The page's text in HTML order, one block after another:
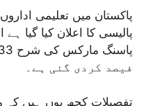
پاکستان میں تعلیمی
پالیسی کا اعلان کیا گیا
فیصد کردی گئی ہے۔